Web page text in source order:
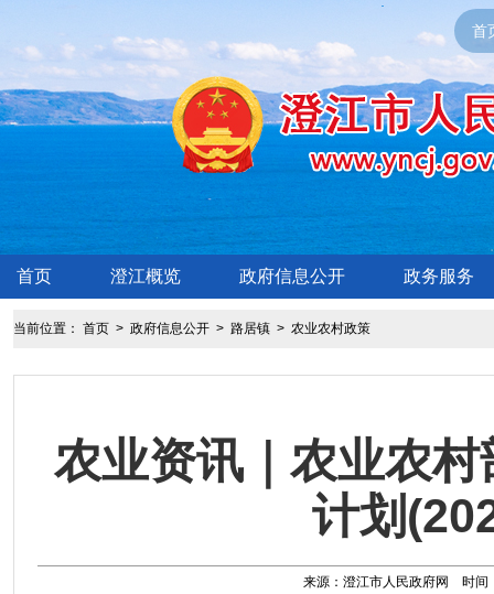
首
首页 澄江概览 政府信息公开 政务服务
当前位置： 首页> 政府信息公开> 路居镇> 农业农村政策
农业资讯｜农业农
计划
来源：澄江市人民政府网 时间